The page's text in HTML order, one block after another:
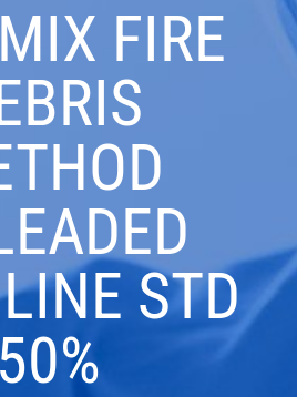
FIRE
STD
50%